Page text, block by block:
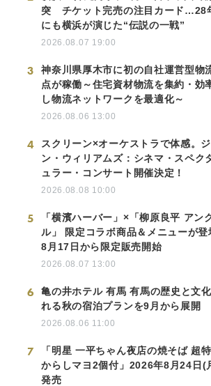
突 チケット完売の注目カード…28
にも横浜が演じた“伝説の一戦”
2026.08.07 19:00
3
神奈川県厚木市に初の自社運営型物
点が稼働～住宅資材物流を集約・効
し物流ネットワークを最適化～
2026.08.06 13:00
4
スクリーン×オーケストラで体感。
ン・ウィリアムズ：シネマ・スペク
ュラー・コンサート開催決定！
2026.08.08 10:00
5
「横濱ハーバー」×「柳原良平 アン
ル」 限定コラボ商品＆メニューが
8月17日から限定販売開始
2026.08.07 13:00
6
亀の井ホテル 有馬 有馬の歴史と文
れる秋の宿泊プランを9月から展開
2026.08.06 11:00
7
「明星 一平ちゃん夜店の焼そば 超
からしマヨ2個付」2026年8月24日(
発売